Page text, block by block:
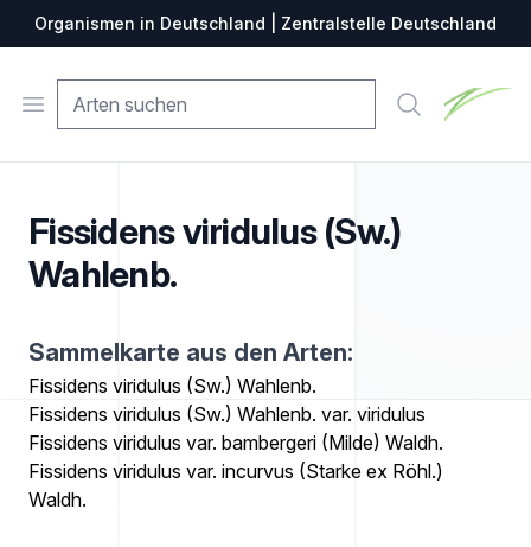
Organismen in Deutschland | Zentralstelle Deutschland
Open menu Suche
Fissidens viridulus (Sw.)
Wahlenb.
Sammelkarte aus den Arten:
Fissidens viridulus (Sw.) Wahlenb.
Fissidens viridulus (Sw.) Wahlenb. var. viridulus
Fissidens viridulus var. bambergeri (Milde) Waldh.
Fissidens viridulus var. incurvus (Starke ex Röhl.)
Waldh.